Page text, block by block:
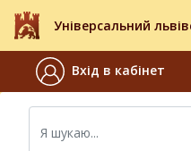
Універсальний
Вхід в кабінет